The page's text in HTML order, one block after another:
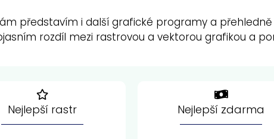
představím i další grafické programy a
rozdíl mezi rastrovou a vektorou grafikou a
Nejlepší rastr Nejlepší zdarma